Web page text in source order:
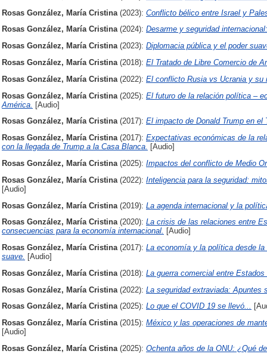
Rosas González, María Cristina (2023): Conflicto bélico entre Israel y
Rosas González, María Cristina (2024): Desarme y seguridad
Rosas González, María Cristina (2023): Diplomacia pública y el poder
Rosas González, María Cristina (2018): El Tratado de Libre Comercio de
Rosas González, María Cristina (2022): El conflicto Rusia vs Ucrania y su
Rosas González, María Cristina (2025): El futuro de la relación política –
América. [Audio]
Rosas González, María Cristina (2017): El impacto de Donald Trump en el
Rosas González, María Cristina (2017): Expectativas económicas de la
con la llegada de Trump a la Casa Blanca. [Audio]
Rosas González, María Cristina (2025): Impactos del conflicto de Medio
Rosas González, María Cristina (2022): Inteligencia para la seguridad:
[Audio]
Rosas González, María Cristina (2019): La agenda internacional y la
Rosas González, María Cristina (2020): La crisis de las relaciones entre
consecuencias para la economía internacional. [Audio]
Rosas González, María Cristina (2017): La economía y la política desde
suave. [Audio]
Rosas González, María Cristina (2018): La guerra comercial entre
Rosas González, María Cristina (2022): La seguridad extraviada: Apuntes
Rosas González, María Cristina (2025): Lo que el COVID 19 se llevó...
Rosas González, María Cristina (2015): México y las operaciones de
[Audio]
Rosas González, María Cristina (2025): Ochenta años de la ONU: ¿Qué